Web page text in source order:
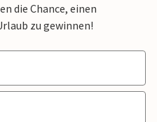
die Chance, einen
zu gewinnen!